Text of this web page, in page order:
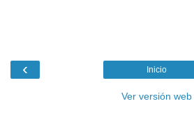
‹ Inicio
Ver versión web